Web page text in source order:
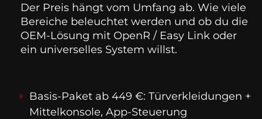
Der Preis hängt vom Umfang ab. Wie viele
Bereiche beleuchtet werden und ob du die
OEM-Lösung mit OpenR / Easy Link oder
ein universelles System willst.
Basis-Paket ab 449 €: Türverkleidungen +
Mittelkonsole, App-Steuerung